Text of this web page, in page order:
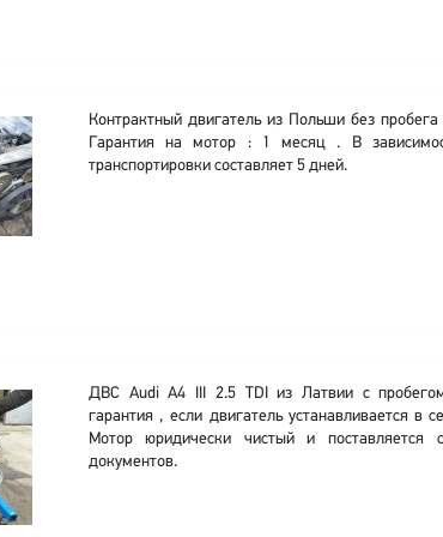
Контрактный двигатель из Польши без
Гарантия на мотор : 1 месяц . В
транспортировки составляет 5 дней.
ДВС Audi A4 III 2.5 TDI из Латвии с
гарантия , если двигатель устанавливается в
Мотор юридически чистый и поставляется
документов.